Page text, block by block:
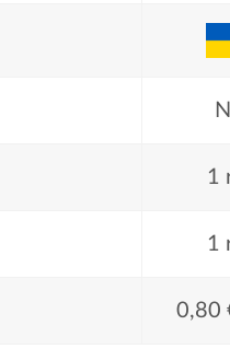
1
1
0,80